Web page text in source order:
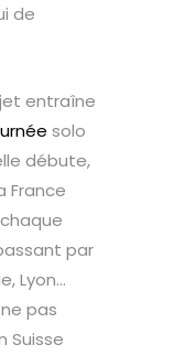
de
entraîne
solo
débute,
France
par
Lyon…
pas
Suisse